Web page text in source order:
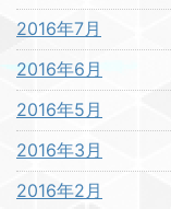
2016年7月
2016年6月
2016年5月
2016年3月
2016年2月